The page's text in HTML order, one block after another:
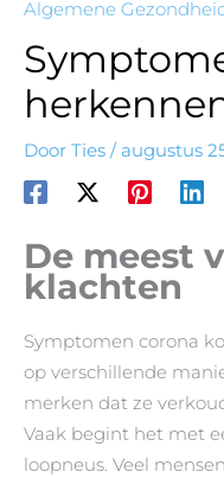
Algemene
Door Ties / augustus
De meest
klachten
Symptomen corona
op verschillende
merken dat ze
Vaak begint het met
loopneus. Veel